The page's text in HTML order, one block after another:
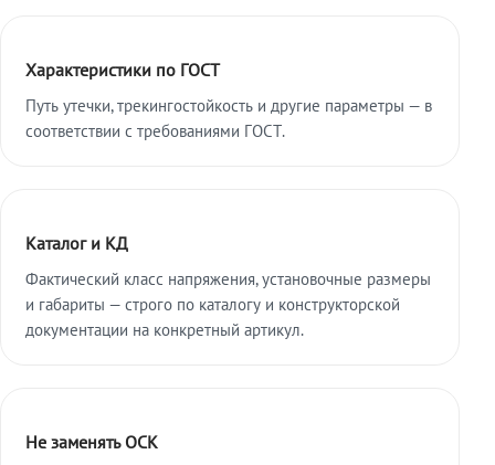
Характеристики по ГОСТ
Путь утечки, трекингостойкость и другие параметры — в
соответствии с требованиями ГОСТ.
Каталог и КД
Фактический класс напряжения, установочные размеры
и габариты — строго по каталогу и конструкторской
документации на конкретный артикул.
Не заменять ОСК